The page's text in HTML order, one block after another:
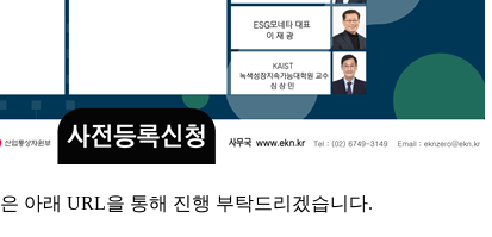
은 아래 URL을 통해 진행 부탁드리겠습니다.